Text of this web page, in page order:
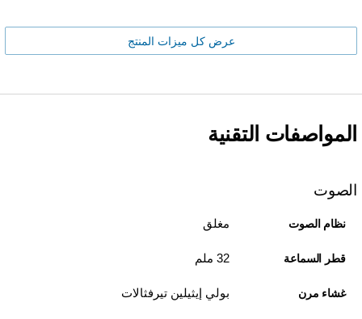
عرض كل ميزات المنتج
المواصفات التقنية
الصوت
نظام الصوت مغلق
قطر السماعة 32 ملم
غشاء مرن بولي إيثيلين تيرفثالات